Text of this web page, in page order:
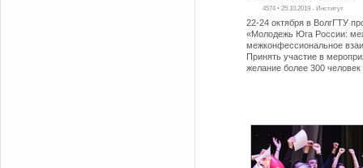
4574 • 25.10.2019 - Институт
22-24 октября в ВолгГТУ
«Молодежь Юга России:
межконфессиональное
Принять участие в
желание более 300 человек